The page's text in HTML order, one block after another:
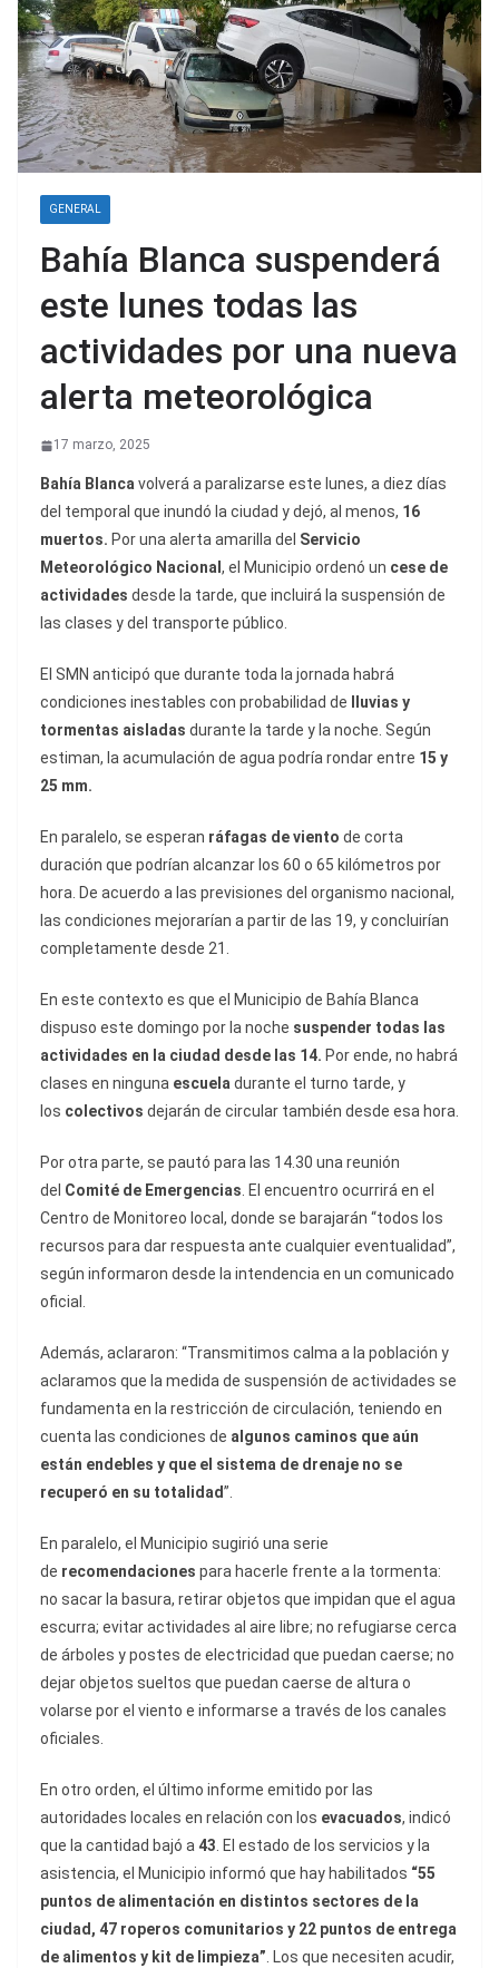
GENERAL
Bahía Blanca suspenderá
este lunes todas las
actividades por una nueva
alerta meteorológica
17 marzo, 2025
Bahía Blancavolverá a paralizarse este lunes, a diez días
del temporal que inundó la ciudad y dejó, al menos, 16
muertos. Por una alerta amarilla del Servicio
Meteorológico Nacional , el Municipio ordenó un cese de
actividades desde la tarde, que incluirá la suspensión de
las clases y del transporte público.
El SMN anticipó que durante toda la jornada habrá
condiciones inestables con probabilidad de lluvias y
tormentas aisladas durante la tarde y la noche. Según
estiman, la acumulación de agua podría rondar entre 15 y
25 mm.
En paralelo, se esperan ráfagas de viento de corta
duración que podrían alcanzar los 60 o 65 kilómetros por
hora. De acuerdo a las previsiones del organismo nacional,
las condiciones mejorarían a partir de las 19, y concluirían
completamente desde 21.
En este contexto es que el Municipio de Bahía Blanca
dispuso este domingo por la noche suspender todas las
actividades en la ciudad desde las 14. Por ende, no habrá
clases en ninguna escueladurante el turno tarde, y
los colectivos dejarán de circular también desde esa hora.
Por otra parte, se pautó para las 14.30 una reunión
del Comité de Emergencias. El encuentro ocurrirá en el
Centro de Monitoreo local, donde se barajarán “todos los
recursos para dar respuesta ante cualquier eventualidad”,
según informaron desde la intendencia en un comunicado
oficial.
Además, aclararon: “Transmitimos calma a la población y
aclaramos que la medida de suspensión de actividades se
fundamenta en la restricción de circulación, teniendo en
cuenta las condiciones de algunos caminos que aún
están endebles y que el sistema de drenaje no se
recuperó en su totalidad”.
En paralelo, el Municipio sugirió una serie
de recomendaciones para hacerle frente a la tormenta:
no sacar la basura, retirar objetos que impidan que el agua
escurra; evitar actividades al aire libre; no refugiarse cerca
de árboles y postes de electricidad que puedan caerse; no
dejar objetos sueltos que puedan caerse de altura o
volarse por el viento e informarse a través de los canales
oficiales.
En otro orden, el último informe emitido por las
autoridades locales en relación con los evacuados, indicó
que la cantidad bajó a 43. El estado de los servicios y la
asistencia, el Municipio informó que hay habilitados “55
puntos de alimentación en distintos sectores de la
ciudad, 47 roperos comunitarios y 22 puntos de entrega
de alimentos y kit de limpieza”. Los que necesiten acudir,